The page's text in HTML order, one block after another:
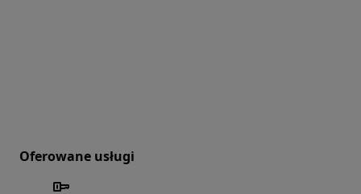
Oferowane usługi